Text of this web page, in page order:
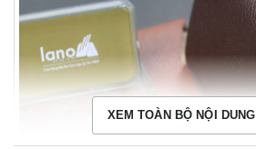
XEM TOÀN BỘ NỘI DUNG